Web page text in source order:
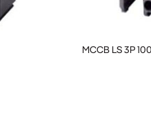
MCCB LS 3P